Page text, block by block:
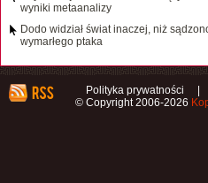
wyniki metaanalizy
Dodo widział świat inaczej, niż
wymarłego ptaka
Polityka prywatności |
© Copyright 2006-2026